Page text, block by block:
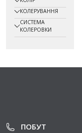
КОЛЕРУВАННЯ
СИСТЕМА
КОЛЕРОВКИ
ПОБУТ